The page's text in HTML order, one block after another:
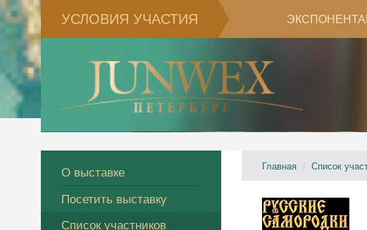
УСЛОВИЯ УЧАСТИЯ
О выставке
Посетить выставку
Список участников
Главная Список